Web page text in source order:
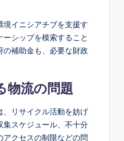
境イニシアチブを支援す
シップを模索すること
補助金も、必要な財政
物流の問題
、リサイクル活動を妨げ
集スケジュール、不十分
クセスの制限などの問